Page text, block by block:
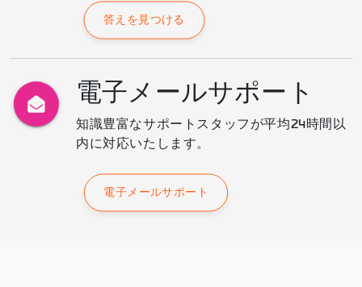
答えを見つける
電子メールサポート
知識豊富なサポートスタッフが平均24時間以
内に対応いたします。
電子メールサポート